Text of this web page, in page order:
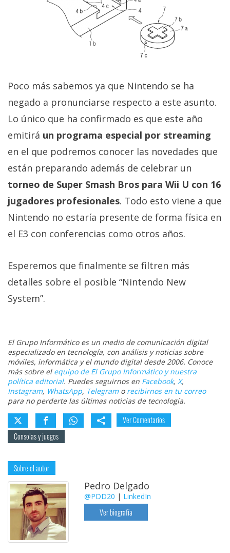
Poco más sabemos ya que Nintendo se ha
negado a pronunciarse respecto a este asunto.
Lo único que ha confirmado es que este año
emitirá un programa especial por streaming
en el que podremos conocer las novedades que
están preparando además de celebrar un
torneo de Super Smash Bros para Wii U con 16
jugadores profesionales. Todo esto viene a que
Nintendo no estaría presente de forma física en
el E3 con conferencias como otros años.
Esperemos que finalmente se filtren más
detalles sobre el posible “Nintendo New
System”.
El Grupo Informático es un medio de comunicación digital
especializado en tecnología, con análisis y noticias sobre
móviles, informática y el mundo digital desde 2006. Conoce
más sobre el equipo de El Grupo Informático y nuestra
política editorial. Puedes seguirnos en Facebook, X,
Instagram, WhatsApp, Telegramo recibirnos en tu correo
para no perderte las últimas noticias de tecnología.
Ver Comentarios
Consolas y juegos
Sobre el autor
Pedro Delgado
@PDD20 | LinkedIn
Ver biografía